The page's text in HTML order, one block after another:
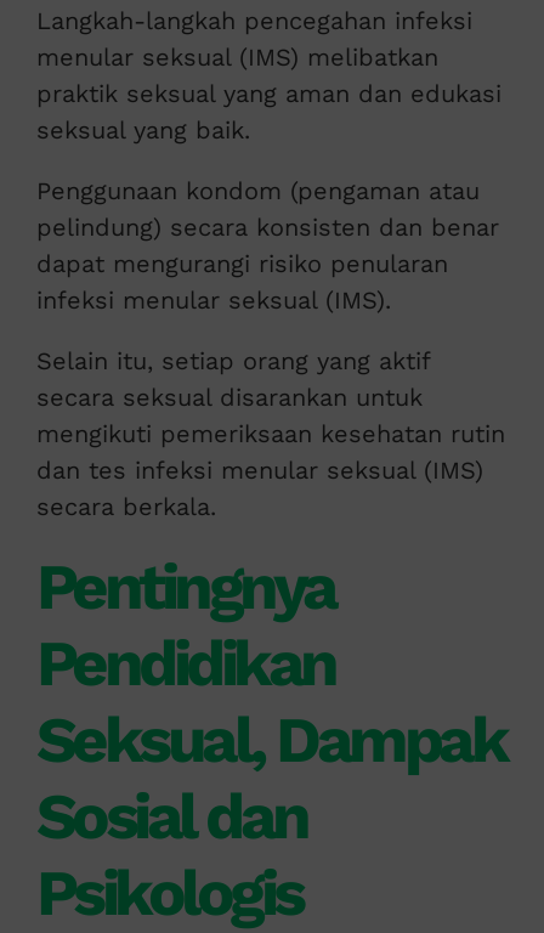
Langkah-langkah pencegahan infeksi
menular seksual (IMS) melibatkan
praktik seksual yang aman dan edukasi
seksual yang baik.
Penggunaan kondom (pengaman atau
pelindung) secara konsisten dan benar
dapat mengurangi risiko penularan
infeksi menular seksual (IMS).
Selain itu, setiap orang yang aktif
secara seksual disarankan untuk
mengikuti pemeriksaan kesehatan rutin
dan tes infeksi menular seksual (IMS)
secara berkala.
Pentingnya
Pendidikan
Seksual, Dampak
Sosial dan
Psikologis